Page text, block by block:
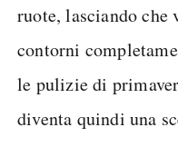
ruote, lasciando che
contorni
le pulizie di
diventa quindi una